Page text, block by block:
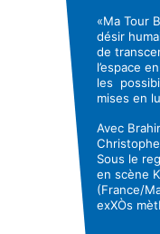
«Ma Tour
désir
de
l’espace
les
mises en
Avec
Sous le
en scène
(France/
exXÒs